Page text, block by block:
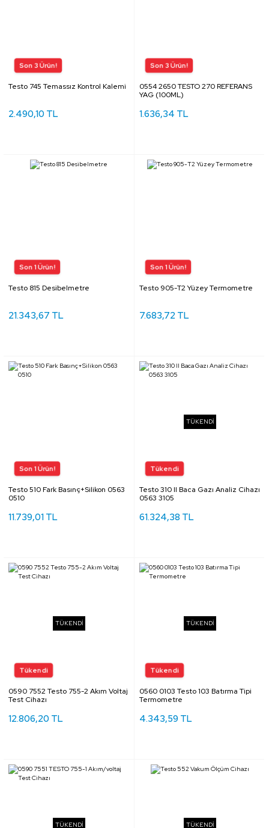
Testo 745 Temassız Kontrol Kalemi
2.490,10 TL
0554 2650 TESTO 270 REFERANS
YAG (100ML)
1.636,34 TL
Testo 815 Desibelmetre
21.343,67 TL
Testo 905-T2 Yüzey Termometre
7.683,72 TL
Testo 510 Fark Basınç+Silikon 0563
0510
11.739,01 TL
TÜKENDİ
Testo 310 II Baca Gazı Analiz Cihazı
0563 3105
61.324,38 TL
TÜKENDİ
0590 7552 Testo 755-2 Akım Voltaj
Test Cihazı
12.806,20 TL
TÜKENDİ
0560 0103 Testo 103 Batırma Tipi
Termometre
4.343,59 TL
TÜKENDİ TÜKENDİ